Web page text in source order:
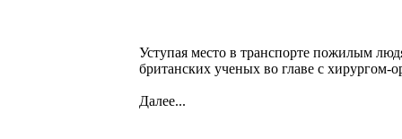
Уступая место в транспорте пожилым
британских ученых во главе с
Далее...